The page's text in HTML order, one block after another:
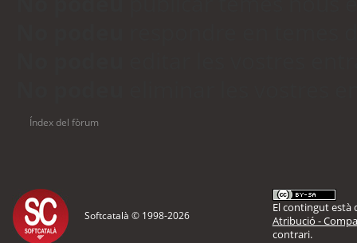
Índex del fòrum
Softcatalà © 1998-2026
El contingut està
Atribució -
contrari.